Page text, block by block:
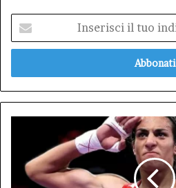
tuo
mail
Guerriera
Algerina